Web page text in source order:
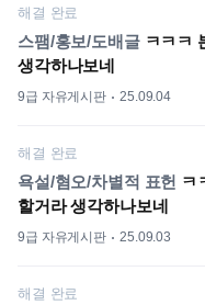
해결 완료
스팸/홍보/도배글ㅋㅋㅋ
생각하나보네
9급 자유게시판 25.09.04
해결 완료
욕설/혐오/차별적 표헌 ㅋ
할거라 생각하나보네
9급 자유게시판 25.09.03
해결 완료